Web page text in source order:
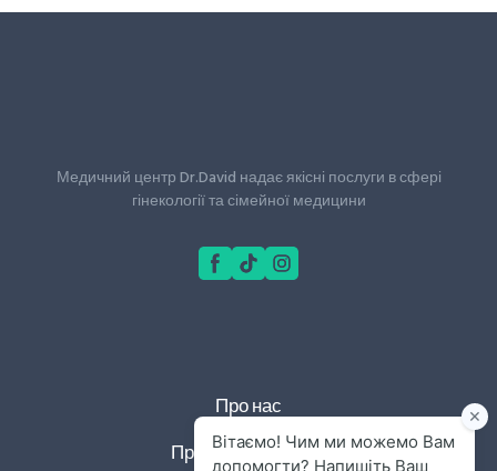
Медичний центр Dr.David надає якісні послуги в сфері
гінекології та сімейної медицини
Про нас
Правила та умови